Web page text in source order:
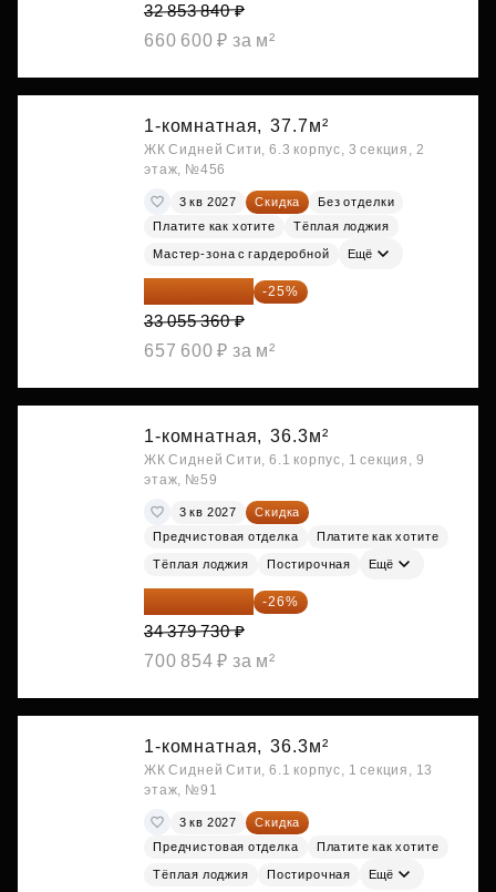
32 853 840 ₽
660 600 ₽ за м²
1-комнатная, 37.7м²
ЖК Сидней Сити, 6.3 корпус, 3 секция, 2
этаж, №456
3 кв 2027 Скидка
Без отделки
Платите как хотите
Тёплая лоджия
Мастер-зона с гардеробной Ещё
24 791 520 ₽ -25%
33 055 360 ₽
657 600 ₽ за м²
1-комнатная, 36.3м²
ЖК Сидней Сити, 6.1 корпус, 1 секция, 9
этаж, №59
3 кв 2027
Скидка
Предчистовая отделка
Платите как хотите
Тёплая лоджия Постирочная Ещё
25 441 000 ₽ -26%
34 379 730 ₽
700 854 ₽ за м²
1-комнатная, 36.3м²
ЖК Сидней Сити, 6.1 корпус, 1 секция, 13
этаж, №91
3 кв 2027
Скидка
Предчистовая отделка
Платите как хотите
Тёплая лоджия Постирочная Ещё